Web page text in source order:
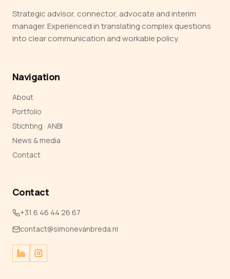
Strategic advisor, connector, advocate and interim
manager. Experienced in translating complex questions
into clear communication and workable policy.
Navigation
About
Portfolio
Stichting · ANBI
News & media
Contact
Contact
+31 6 46 44 26 67
contact@simonevanbreda.nl